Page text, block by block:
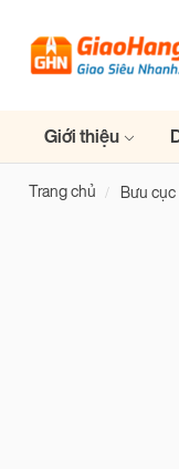
Giới thiệu
Trang chủ Bưu cục